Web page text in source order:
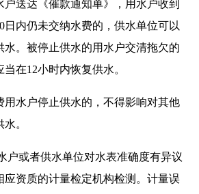
送达《催款通知单》，用水户收到
日内仍未交纳水费的，供水单位可以
水。被停止供水的用水户交清拖欠的
在12小时内恢复供水。
用水户停止供水的，不得影响对其他
。
户或者供水单位对水表准确度有异议
应资质的计量检定机构检测。计量误